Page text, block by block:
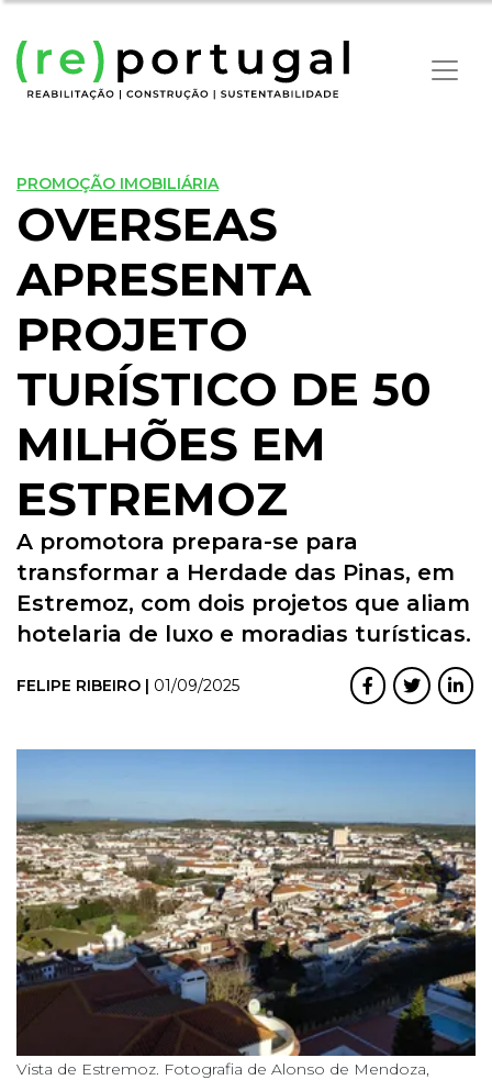
PROMOÇÃO IMOBILIÁRIA
OVERSEAS
APRESENTA
PROJETO
TURÍSTICO DE 50
MILHÕES EM
ESTREMOZ
A promotora prepara-se para
transformar a Herdade das Pinas, em
Estremoz, com dois projetos que aliam
hotelaria de luxo e moradias turísticas.
FELIPE RIBEIRO | 01/09/2025
Vista de Estremoz. Fotografia de Alonso de Mendoza,